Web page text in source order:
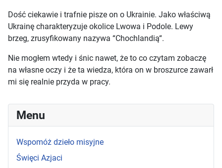
Menu
Wspomóż dzieło misyjne
Święci Azjaci
Dość ciekawie i trafnie pisze on o Ukrainie. Jako właściwą
Ukrainę charakteryzuje okolice Lwowa i Podole. Lewy
brzeg, zrusyfikowany nazywa “Chochlandią“.
Nie mogłem wtedy i śnic nawet, że to co czytam zobaczę
na własne oczy i że ta wiedza, która on w broszurce zawarł
mi się realnie przyda w pracy.